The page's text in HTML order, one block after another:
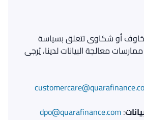
أو شكاوى تتعلق بسياسة
معالجة البيانات لدينا، يُرجى
:
dpo@quarafinance.com